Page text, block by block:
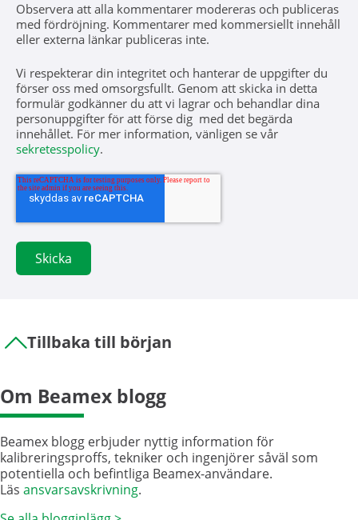
Observera att alla kommentarer modereras och publiceras
med fördröjning. Kommentarer med kommersiellt innehåll
eller externa länkar publiceras inte.
Vi respekterar din integritet och hanterar de uppgifter du
förser oss med omsorgsfullt. Genom att skicka in detta
formulär godkänner du att vi lagrar och behandlar dina
personuppgifter för att förse dig med det begärda
innehållet. För mer information, vänligen se vår
sekretesspolicy.
Tillbaka till början
Om Beamex blogg
Beamex blogg erbjuder nyttig information för
kalibreringsproffs, tekniker och ingenjörer såväl som
potentiella och befintliga Beamex-användare.
Läs ansvarsavskrivning.